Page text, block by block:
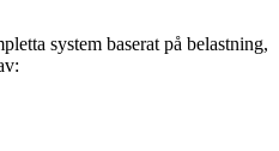
system baserat på belastning,